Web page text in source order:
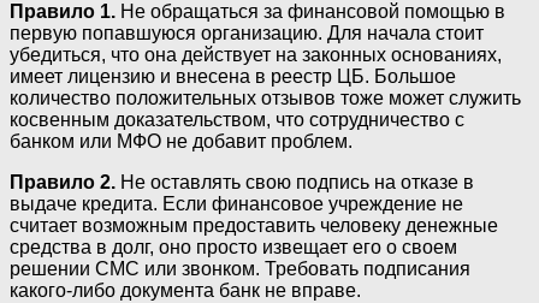
Правило 1. Не обращаться за финансовой помощью в
первую попавшуюся организацию. Для начала стоит
убедиться, что она действует на законных основаниях,
имеет лицензию и внесена в реестр ЦБ. Большое
количество положительных отзывов тоже может служить
косвенным доказательством, что сотрудничество с
банком или МФО не добавит проблем.
Правило 2. Не оставлять свою подпись на отказе в
выдаче кредита. Если финансовое учреждение не
считает возможным предоставить человеку денежные
средства в долг, оно просто извещает его о своем
решении СМС или звонком. Требовать подписания
какого-либо документа банк не вправе.